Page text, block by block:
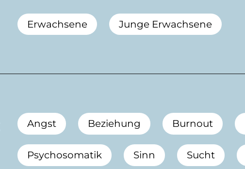
Erwachsene Junge Erwachsene
Angst Beziehung Burnout
Psychosomatik Sinn Sucht